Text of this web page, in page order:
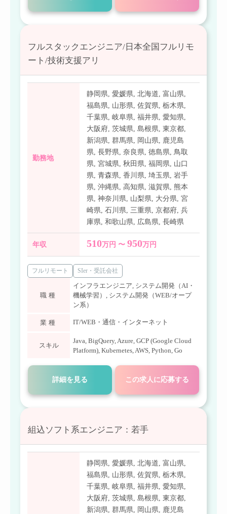
フルスタックエンジニア/日本全国フルリモ
ート/技術支援アリ
勤務地
静岡県,愛媛県,北海道,富山県,
福島県, 山形県,佐賀県,栃木県,
千葉県,岐阜県,福井県,愛知県,
大阪府,茨城県,島根県,東京都,
新潟県,群馬県, 岡山県, 鹿児島
県,長野県,奈良県,徳島県,鳥取
県,宮城県,秋田県,福岡県, 山口
県,青森県,香川県,埼玉県,岩手
県,沖縄県, 高知県,滋賀県,熊本
県,神奈川県, 山梨県, 大分県,宮
崎県,石川県,三重県,京都府,兵
庫県,和歌山県, 広島県,長崎県
年収 510万円 〜950万円
フルリモート SIer・受託会社
職種
インフラエンジニア, システム開発（AI・
機械学習） , システム開発（WEB/オープ
ン系）
業種 IT/WEB・通信・インターネット
スキル
Java, BigQuery,Azure, GCP (Google Cloud
Platform), Kubernetes,AWS, Python, Go
詳細を見る この求人に応募する
組込ソフト系エンジニア：若手
静岡県,愛媛県,北海道,富山県,
福島県, 山形県,佐賀県,栃木県,
千葉県,岐阜県,福井県,愛知県,
大阪府,茨城県,島根県,東京都,
新潟県,群馬県, 岡山県, 鹿児島